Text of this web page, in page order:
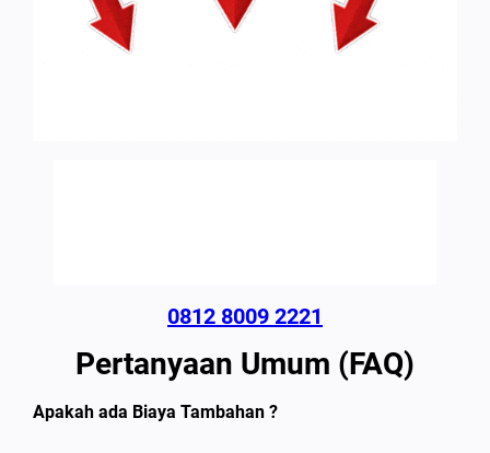
0812 8009 2221
Pertanyaan Umum (FAQ)
Apakah ada Biaya Tambahan ?